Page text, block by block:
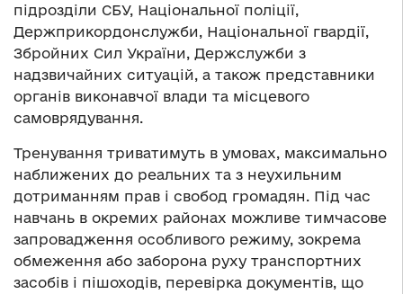
підрозділи СБУ, Національної поліції,
Держприкордонслужби, Національної гвардії,
Збройних Сил України, Держслужби з
надзвичайних ситуацій, а також представники
органів виконавчої влади та місцевого
самоврядування.
Тренування триватимуть в умовах, максимально
наближених до реальних та з неухильним
дотриманням прав і свобод громадян. Під час
навчань в окремих районах можливе тимчасове
запровадження особливого режиму, зокрема
обмеження або заборона руху транспортних
засобів і пішоходів, перевірка документів, що